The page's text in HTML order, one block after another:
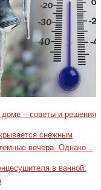
доме – советы и решения
снежным
вечера. Однако...
в ванной: